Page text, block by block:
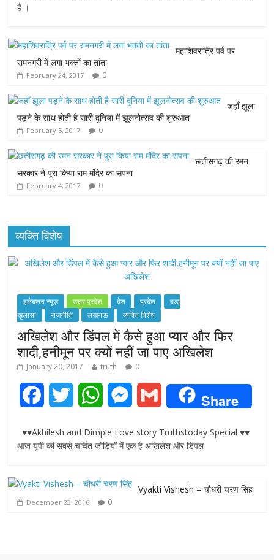
b
o
o
k
e
r
A
p
g
r
है ।
महाशिवरात्रि पर्व पर
रामनगरी में लगा भक्तों का तांता
February 24, 2017 0
जहाँ झूला
पड़ने के साथ होती है सारी दुनिया में झूलनोत्सव की शुरुआत
February 5, 2017 0
छत्तीसगढ़ की रमन
सरकार ने पूरा किया राम मंदिर का सपना
February 4, 2017 0
व्यक्ति विशेष
इलेक्शन न्यूज़ उत्तर प्रदेश देश प्रदेश
बड़ा
खुलासा
राजनीति लखनऊ व्यक्ति विशेष
अखिलेश और डिंपल में कैसे हुआ प्यार और फिर
शादी,हनीमून पर क्यों नहीं जा पाए अखिलेश
January 20, 2017 truth 0
c
i
W
a
M
s
a
Share
♥♥Akhilesh and Dimple Love story Truthstoday Special ♥♥
आज यूपी की सबसे चर्चित जोड़ियों में एक है अखिलेश और डिंपल
Vyakti Vishesh – चौधरी चरण सिंह
December 23, 2016 0